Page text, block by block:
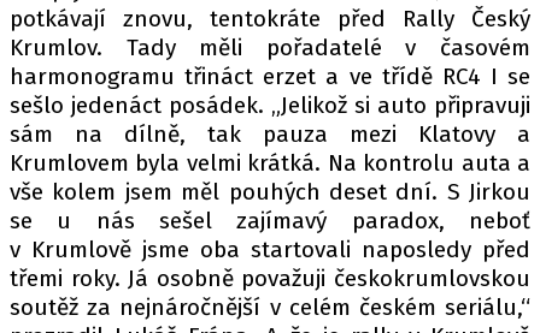
potkávají znovu, tentokráte před Rally Český
Krumlov. Tady měli pořadatelé v časovém
harmonogramu třináct erzet a ve třídě RC4 I se
sešlo jedenáct posádek. „Jelikož si auto připravuji
sám na dílně, tak pauza mezi Klatovy a
Krumlovem byla velmi krátká. Na kontrolu auta a
vše kolem jsem měl pouhých deset dní. S Jirkou
se u nás sešel zajímavý paradox, neboť
v Krumlově jsme oba startovali naposledy před
třemi roky. Já osobně považuji českokrumlovskou
soutěž za nejnáročnější v celém českém seriálu,“